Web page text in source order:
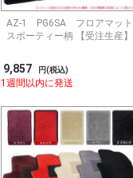
AZ-1 PG6SA フロアマット
スポーティー柄 【受注生産】
9,857 円(税込)
1週間以内に発送